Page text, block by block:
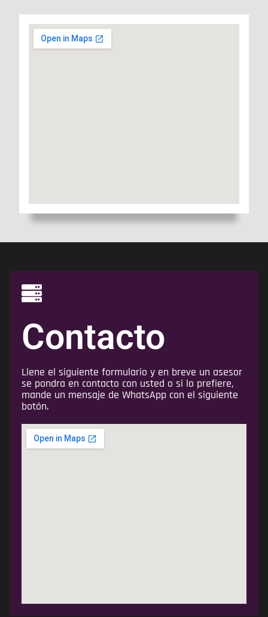
Contacto
Llene el siguiente formulario y en breve un asesor
se pondra en contacto con usted o si lo prefiere,
mande un mensaje de WhatsApp con el siguiente
botón.